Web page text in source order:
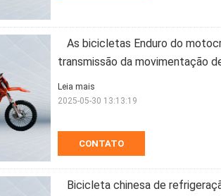
As bicicletas Enduro do
transmissão da movimentação
CONTATO
Leia mais
2025-05-30 13:13:19
Bicicleta chinesa de